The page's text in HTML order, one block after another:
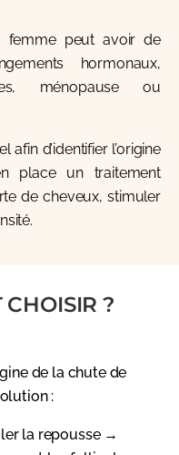
femme peut avoir de
hormonaux,
ménopause ou
afin d’identifier l’origine
place un traitement
de cheveux, stimuler
?
de la chute de
:
la repousse→